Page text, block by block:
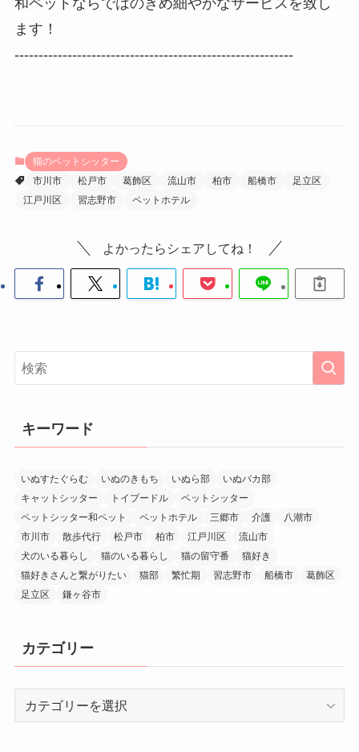
ます！
----------------------------------------------------------
猫のペットシッター
市川市
松戸市 葛飾区 流山市 柏市 船橋市
足立区
江戸川区
習志野市 ペットホテル
よかったらシェアしてね！
キーワード
いぬすたぐらむ いぬのきもち いぬら部
いぬバカ部
キャットシッター
トイプードル
ペットシッター
ペットシッター和ペット
ペットホテル 三郷市 介護
八潮市
市川市
散歩代行 松戸市 柏市 江戸川区
流山市
犬のいる暮らし
猫のいる暮らし 猫の留守番
猫好き
猫好きさんと繋がりたい
猫部 繁忙期 習志野市 船橋市
葛飾区
足立区
鎌ヶ谷市
カテゴリー